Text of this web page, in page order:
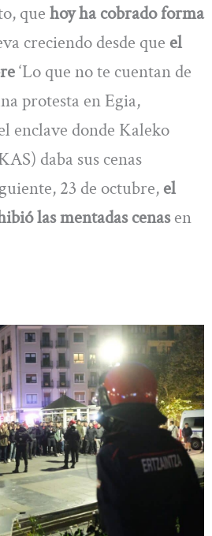
que hoy ha cobrado forma
creciendo desde que el
‘Lo que no te cuentan de
protesta en Egia,
enclave donde Kaleko
daba sus cenas
23 de octubre, el
las mentadas cenasen